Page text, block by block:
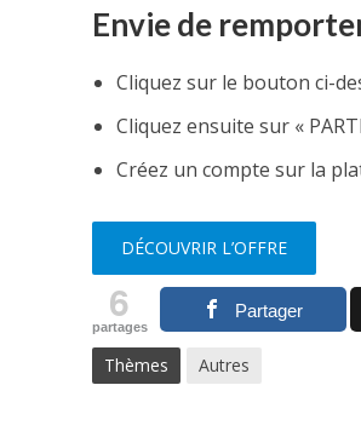
Envie de
Cliquez sur le bouton ci-
Cliquez ensuite sur «
Créez un compte sur la
DÉCOUVRIR L’OFFRE
6
partages
Partager
Thèmes Autres